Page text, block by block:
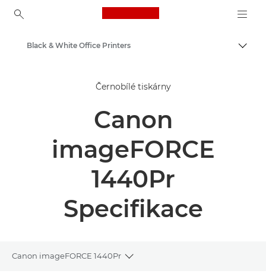
Canon Logo, back to
Tiskárny
Black & White Office Printers
Černobílé tiskárny
Canon
imageFORCE
1440Pr
Specifikace
Canon imageFORCE 1440Pr
Toggle breadcrumbs